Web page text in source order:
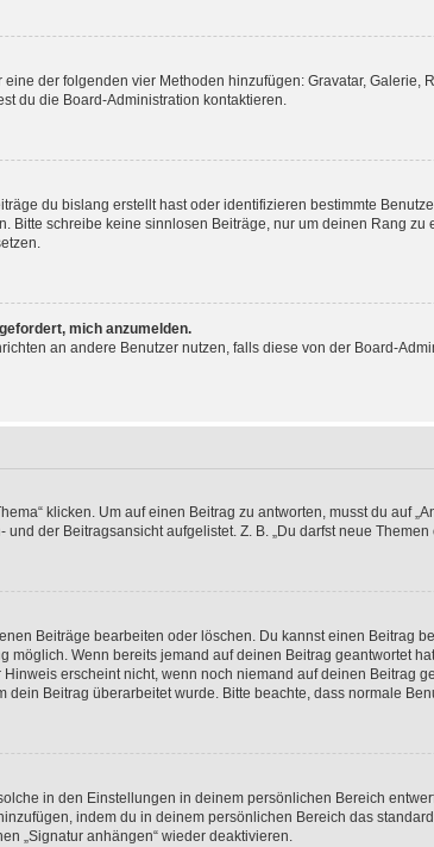
der folgenden vier Methoden hinzufügen: Gravatar,
du die Board-Administration kontaktieren.
du bislang erstellt hast oder identifizieren bestimmte
Bitte schreibe keine sinnlosen Beiträge, nur um deinen Rang
mich anzumelden.
an andere Benutzer nutzen, falls diese von der Board-
klicken. Um auf einen Beitrag zu antworten, musst du auf
der Beitragsansicht aufgelistet. Z. B. „Du darfst neue Themen
Beiträge bearbeiten oder löschen. Du kannst einen Beitrag
Wenn bereits jemand auf deinen Beitrag geantwortet
erscheint nicht, wenn noch niemand auf deinen Beitrag
Beitrag überarbeitet wurde. Bitte beachte, dass normale
in den Einstellungen in deinem persönlichen Bereich
indem du in deinem persönlichen Bereich das
„Signatur anhängen“ wieder deaktivieren.